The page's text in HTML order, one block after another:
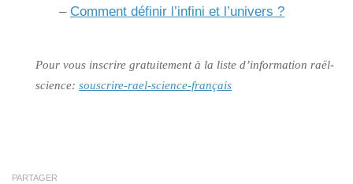
– Comment définir l’infini et l’univers ?
Pour vous inscrire gratuitement à la liste d’information raël-
science: souscrire-rael-science-français
PARTAGER